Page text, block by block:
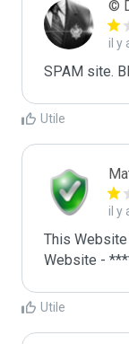
©
il y
SPAM site.
Utile
il y
This
Website -
Utile